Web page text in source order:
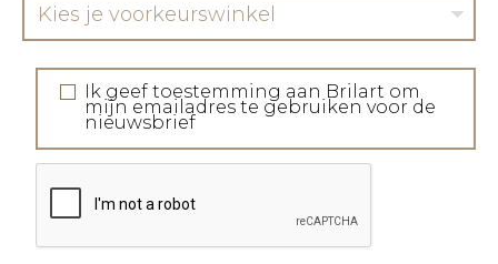
Kies je voorkeurswinkel
Ik geef toestemming aan Brilart om
mijn emailadres te gebruiken voor de
nieuwsbrief